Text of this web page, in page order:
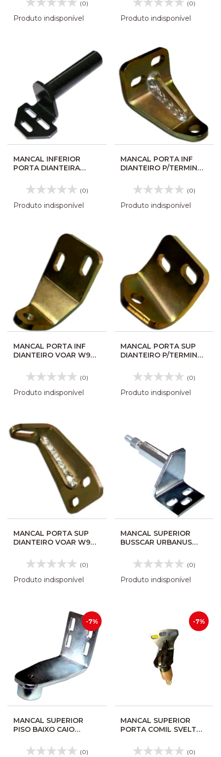
(0)
Produto indisponível
(0)
Produto indisponível
MANCAL INFERIOR
PORTA DIANTEIRA
(0)
Produto indisponível
MANCAL PORTA INF
DIANTEIRO P/TERMINAL
(0)
Produto indisponível
MANCAL PORTA INF
DIANTEIRO VOAR W9
(0)
Produto indisponível
MANCAL PORTA SUP
DIANTEIRO P/TERMINAL
(0)
Produto indisponível
MANCAL PORTA SUP
DIANTEIRO VOAR W9
(0)
Produto indisponível
MANCAL SUPERIOR
BUSSCAR URBANUS
(0)
Produto indisponível
-7%
MANCAL SUPERIOR
PISO BAIXO CAIO
106198
(0)
-7%
MANCAL SUPERIOR
PORTA COMIL SVELTO
(0)